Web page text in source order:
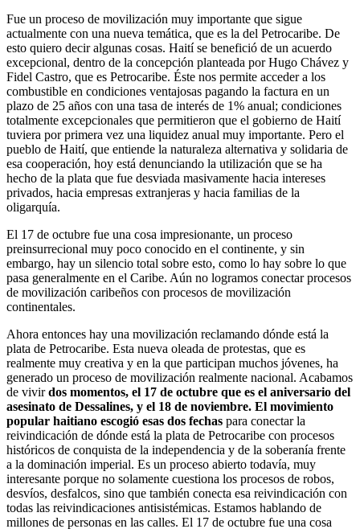
Fue un proceso de movilización muy importante que sigue
actualmente con una nueva temática, que es la del Petrocaribe. De
esto quiero decir algunas cosas. Haití se benefició de un acuerdo
excepcional, dentro de la concepción planteada por Hugo Chávez y
Fidel Castro, que es Petrocaribe. Éste nos permite acceder a los
combustible en condiciones ventajosas pagando la factura en un
plazo de 25 años con una tasa de interés de 1% anual; condiciones
totalmente excepcionales que permitieron que el gobierno de Haití
tuviera por primera vez una liquidez anual muy importante. Pero el
pueblo de Haití, que entiende la naturaleza alternativa y solidaria de
esa cooperación, hoy está denunciando la utilización que se ha
hecho de la plata que fue desviada masivamente hacia intereses
privados, hacia empresas extranjeras y hacia familias de la
oligarquía.
El 17 de octubre fue una cosa impresionante, un proceso
preinsurrecional muy poco conocido en el continente, y sin
embargo, hay un silencio total sobre esto, como lo hay sobre lo que
pasa generalmente en el Caribe. Aún no logramos conectar procesos
de movilización caribeños con procesos de movilización
continentales.
Ahora entonces hay una movilización reclamando dónde está la
plata de Petrocaribe. Esta nueva oleada de protestas, que es
realmente muy creativa y en la que participan muchos jóvenes, ha
generado un proceso de movilización realmente nacional. Acabamos
de vivirdos momentos, el 17 de octubre que es el aniversario del
asesinato de Dessalines, y el 18 de noviembre. El movimiento
popular haitiano escogió esas dos fechas para conectar la
reivindicación de dónde está la plata de Petrocaribe con procesos
históricos de conquista de la independencia y de la soberanía frente
a la dominación imperial. Es un proceso abierto todavía, muy
interesante porque no solamente cuestiona los procesos de robos,
desvíos, desfalcos, sino que también conecta esa reivindicación con
todas las reivindicaciones antisistémicas. Estamos hablando de
millones de personas en las calles. El 17 de octubre fue una cosa